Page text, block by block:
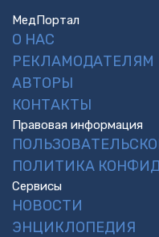
МедПортал
О НАС
РЕКЛАМОДАТЕЛЯМ
АВТОРЫ
КОНТАКТЫ
Правовая информация
ПОЛИТИКА
Сервисы
НОВОСТИ
ЭНЦИКЛОПЕДИЯ